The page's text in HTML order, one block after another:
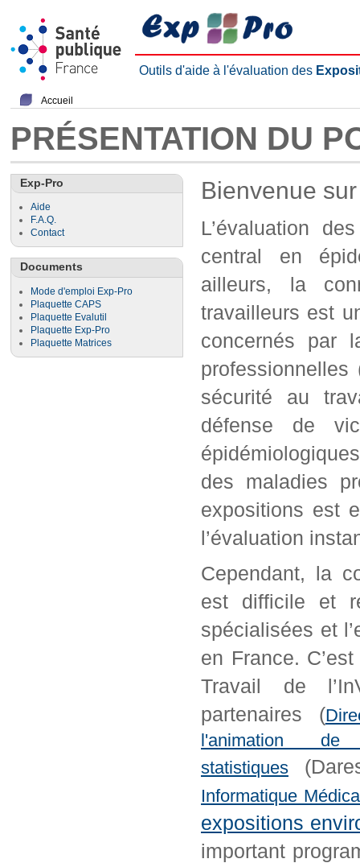
Outils d'aide à l'évaluation des
Accueil
PRÉSENTATION DU
Exp-Pro
Aide
F.A.Q.
Contact
Documents
Mode d'emploi Exp-Pro
Plaquette CAPS
Plaquette Evalutil
Plaquette Exp-Pro
Plaquette Matrices
Bienvenue
L’évaluation
central en
ailleurs, la
travailleurs est
concernés par
sécurité au
défense de
des maladies
expositions est
l’évaluation
Cependant, la
est difficile et
spécialisées et
en France.
Travail de
partenaires (
l'animation
statistiques
Informatique
expositions
important